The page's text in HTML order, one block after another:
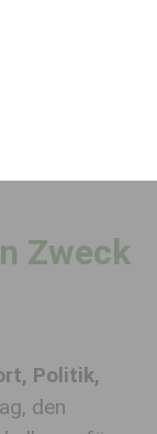
Zweck
Politik,
den